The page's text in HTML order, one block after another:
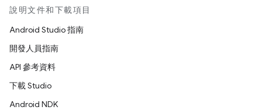
說明文件和下載項目
Android Studio 指南
開發人員指南
API 參考資料
下載 Studio
Android NDK